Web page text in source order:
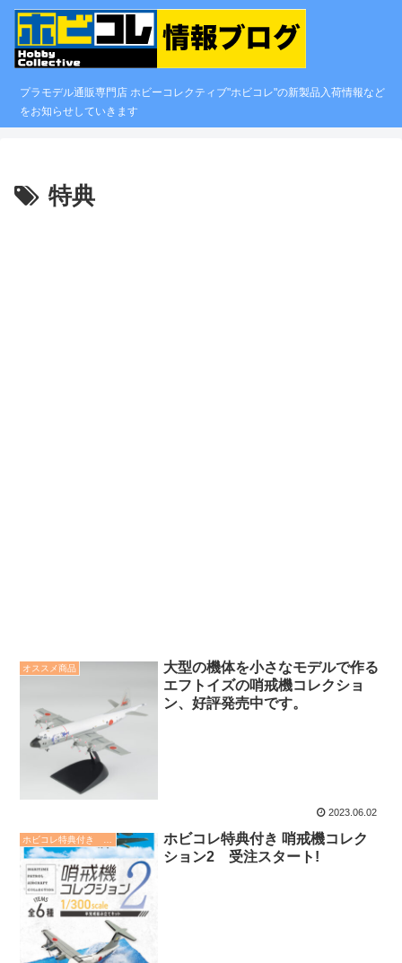
プラモデル通販専門店 ホビーコレクティブ"ホビコレ"の新製品入荷情報など
をお知らせしていきます
特典
オススメ商品
大型の機体を小さなモデルで作る
エフトイズの哨戒機コレクショ
ン、好評発売中です。
2023.06.02
ホビコレ特典付き エフトイズ商品情報
ホビコレ特典付き 哨戒機コレク
ション2 受注スタート!